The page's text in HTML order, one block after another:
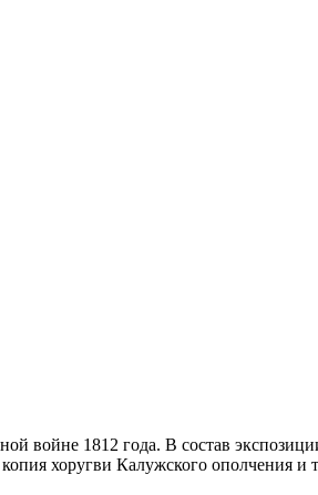
войне 1812 года. В состав
хоругви Калужского ополчения и